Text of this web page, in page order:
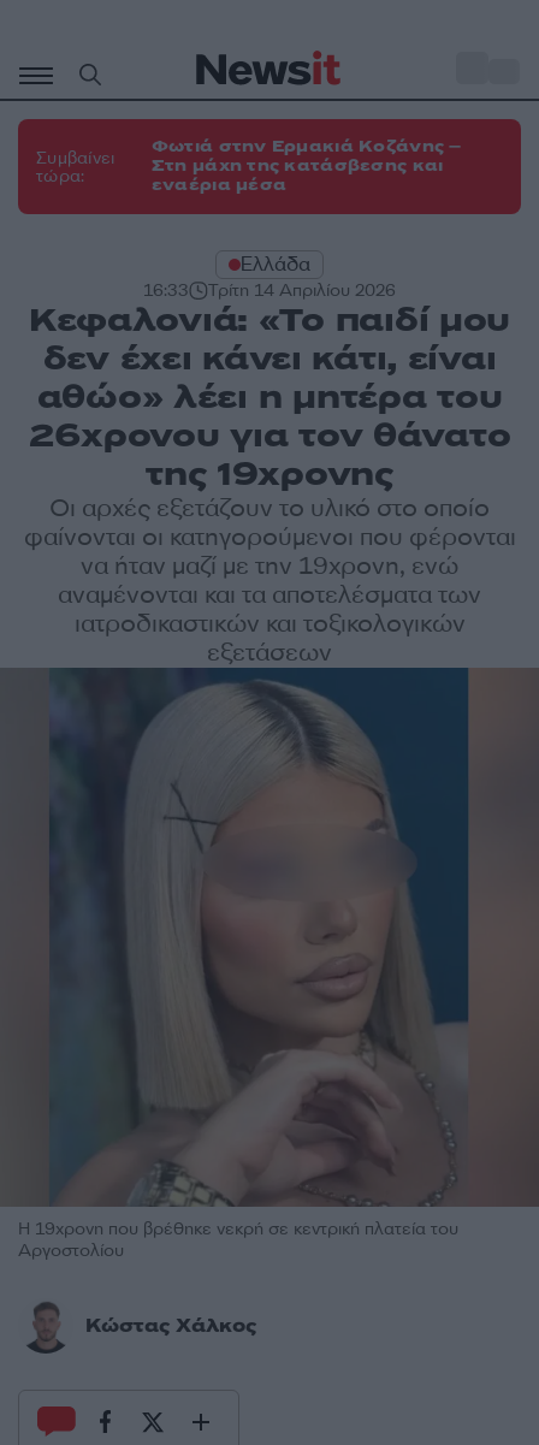
περιεχόμενο
Συμβαίνει
τώρα:
Φωτιά στην Ερμακιά Κοζάνης –
Στη μάχη της κατάσβεσης και
εναέρια μέσα
Ελλάδα
16:33 Τρίτη 14 Απριλίου 2026
Κεφαλονιά: «Το παιδί μου
δεν έχει κάνει κάτι, είναι
αθώο» λέει η μητέρα του
26χρονου για τον θάνατο
της 19χρονης
Οι αρχές εξετάζουν το υλικό στο οποίο
φαίνονται οι κατηγορούμενοι που φέρονται
να ήταν μαζί με την 19χρονη, ενώ
αναμένονται και τα αποτελέσματα των
ιατροδικαστικών και τοξικολογικών
εξετάσεων
Η 19χρονη που βρέθηκε νεκρή σε κεντρική πλατεία του
Αργοστολίου
Κώστας Χάλκος